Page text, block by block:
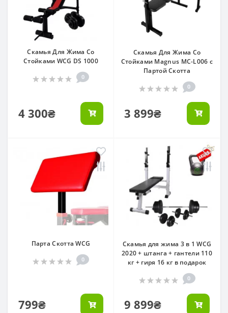
Скамья Для Жима Со
Стойками WCG DS 1000
0
4 300₴
Скамья Для Жима Со
Стойками Magnus MC-L006 с
Партой Скотта
0
3 899₴
Парта Скотта WCG
0
799₴
Скамья для жима 3 в 1 WCG
2020 + штанга + гантели 110
кг + гиря 16 кг в подарок
0
9 899₴